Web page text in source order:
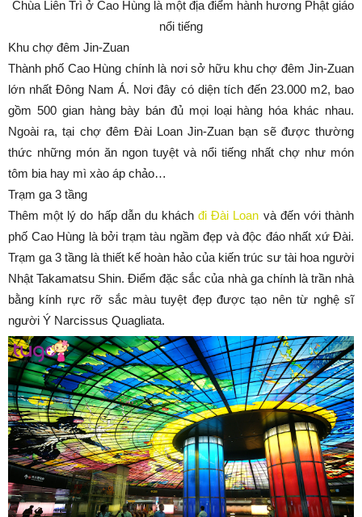
Chùa Liên Trì ở Cao Hùng là một địa điểm hành hương Phật giáo
nổi tiếng
Khu chợ đêm Jin-Zuan
Thành phố Cao Hùng chính là nơi sở hữu khu chợ đêm Jin-Zuan
lớn nhất Đông Nam Á. Nơi đây có diện tích đến 23.000 m2, bao
gồm 500 gian hàng bày bán đủ mọi loại hàng hóa khác nhau.
Ngoài ra, tại chợ đêm Đài Loan Jin-Zuan bạn sẽ được thường
thức những món ăn ngon tuyệt và nổi tiếng nhất chợ như món
tôm bia hay mì xào áp chảo…
Trạm ga 3 tầng
Thêm một lý do hấp dẫn du kháchđi Đài Loan và đến với thành
phố Cao Hùng là bởi trạm tàu ngầm đẹp và độc đáo nhất xứ Đài.
Trạm ga 3 tầng là thiết kế hoàn hảo của kiến trúc sư tài hoa người
Nhật Takamatsu Shin. Điểm đặc sắc của nhà ga chính là trần nhà
bằng kính rực rỡ sắc màu tuyệt đẹp được tạo nên từ nghệ sĩ
người Ý Narcissus Quagliata.